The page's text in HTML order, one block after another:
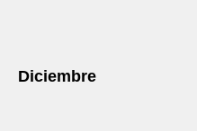
Diciembre